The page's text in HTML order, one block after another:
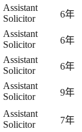
Assistant
Solicitor
6年
Assistant
Solicitor
6年
Assistant
Solicitor
6年
Assistant
Solicitor
9年
Assistant
Solicitor
7年